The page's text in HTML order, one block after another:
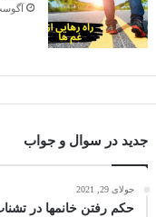
آگوست 4,
جدید در سوال و جواب
جولای 29, 2021
حکم رفتن خانمها در